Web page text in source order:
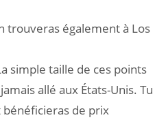
trouveras également à Los
simple taille de ces points
allé aux États-Unis. Tu
de prix